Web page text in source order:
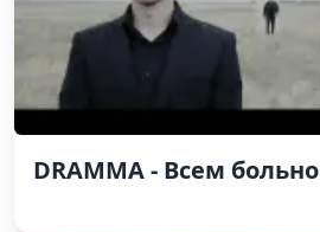
DRAMMA - Всем больно